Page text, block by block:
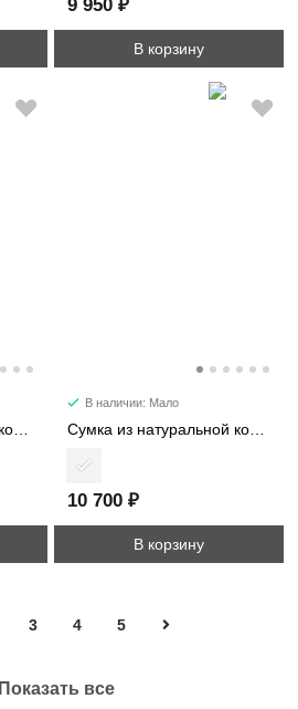
9 950 ₽
В корзину
Сумка из натуральной кожи 11482
В наличии: Мало
Сумка из натуральной кожи 9214
10 700 ₽
В корзину
3 4 5
Показать все